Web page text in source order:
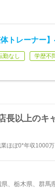
トレーナー】
勤なし 学歴不
長以上のキ
ほぼ0*年収1000
、栃木県、群馬